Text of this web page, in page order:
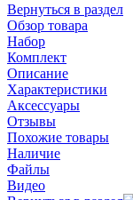
Вернуться в раздел
Обзор товара
Набор
Комплект
Описание
Характеристики
Аксессуары
Отзывы
Похожие товары
Наличие
Файлы
Видео